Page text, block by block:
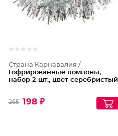
Страна Карнавалия /
Гофрированные помпоны,
набор 2 шт., цвет серебристый
265 198 ₽